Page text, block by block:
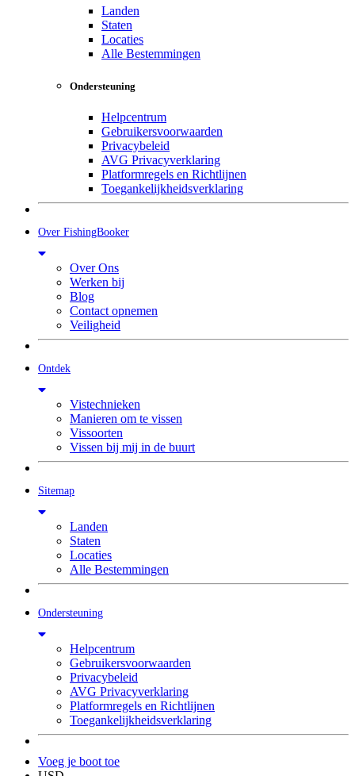
Landen
Staten
Locaties
Alle Bestemmingen
Ondersteuning
Helpcentrum
Gebruikersvoorwaarden
Privacybeleid
AVG Privacyverklaring
Platformregels en Richtlijnen
Toegankelijkheidsverklaring
Over FishingBooker
Over Ons
Werken bij
Blog
Contact opnemen
Veiligheid
Ontdek
Vistechnieken
Manieren om te vissen
Vissoorten
Vissen bij mij in de buurt
Sitemap
Landen
Staten
Locaties
Alle Bestemmingen
Ondersteuning
Helpcentrum
Gebruikersvoorwaarden
Privacybeleid
AVG Privacyverklaring
Platformregels en Richtlijnen
Toegankelijkheidsverklaring
Voeg je boot toe